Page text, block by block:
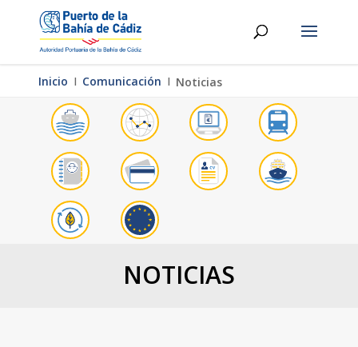
Inicio Ι Comunicación Ι Noticias
NOTICIAS